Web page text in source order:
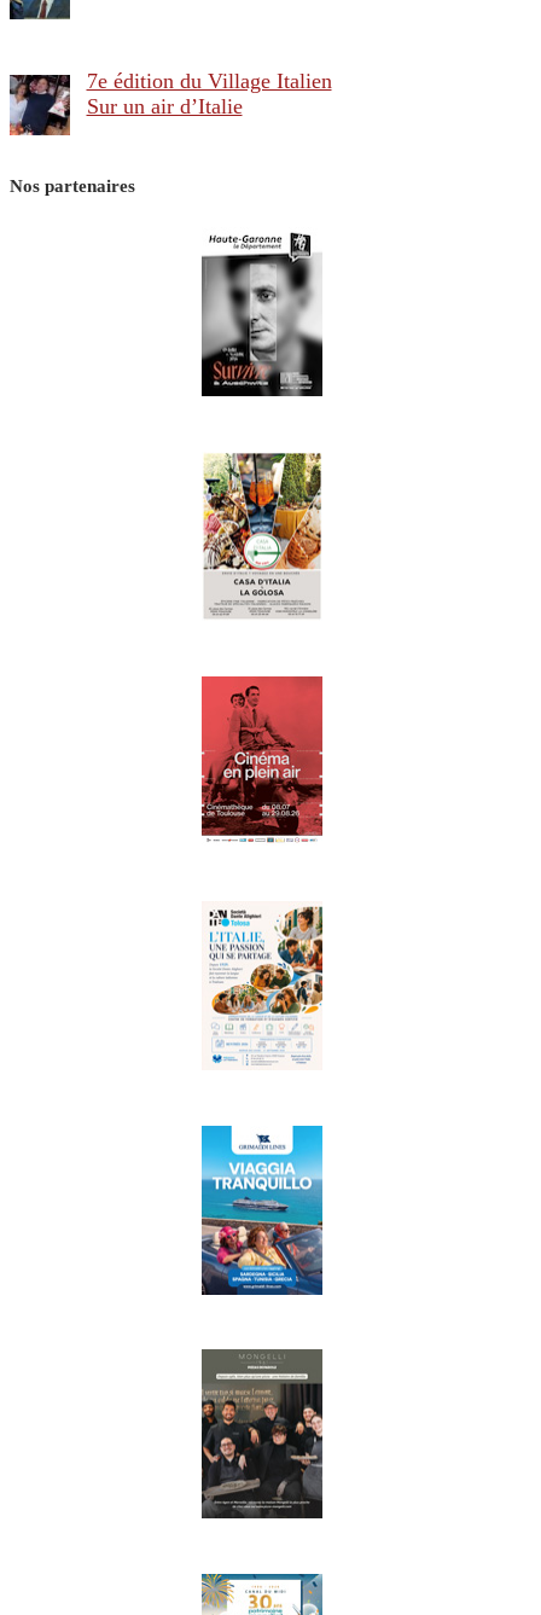
7e édition du Village Italien
Sur un air d’Italie
Nos partenaires